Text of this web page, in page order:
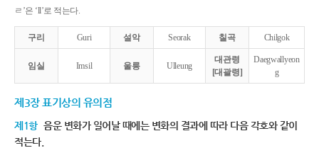
ㄹ’은 ‘ll’로 적는다.
구리 Guri 설악 Seorak 칠곡 Chilgok
임실 Imsil 울릉 Ulleung
대관령
[대괄령]
Daegwallyeon
g
제3장 표기상의 유의점
제1항 음운 변화가 일어날 때에는 변화의 결과에 따라 다음 각호와 같이
적는다.